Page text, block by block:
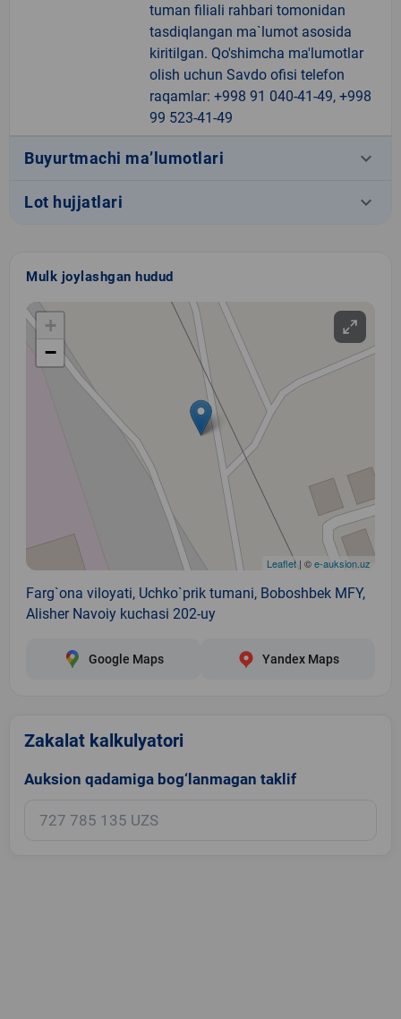
tuman filiali rahbari tomonidan
tasdiqlangan ma`lumot asosida
kiritilgan. Qo'shimcha ma'lumotlar
olish uchun Savdo ofisi telefon
raqamlar: +998 91 040-41-49, +998
99 523-41-49
Buyurtmachi ma’lumotlari keyboard_arrow_down
Lot hujjatlari keyboard_arrow_down
Mulk joylashgan hudud
+
−
Leaflet | ©e-auksion.uz
Farg`ona viloyati, Uchko`prik tumani, Boboshbek MFY,
Alisher Navoiy kuchasi 202-uy
Google Maps Yandex Maps
Zakalat kalkulyatori
Auksion qadamiga bog‘lanmagan taklif